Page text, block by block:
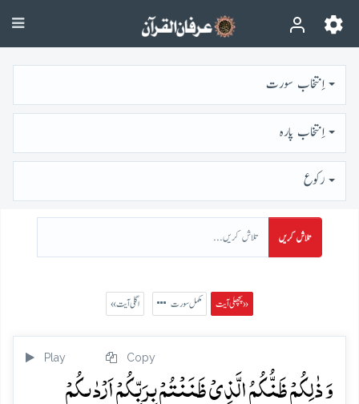
اِنتخاب سورت
اِنتخاب پارہ
رُكوع
تلاش کریں
پچھلی آیت » مکمل سورت « اگلی آیت
Play Copy
وَ ذٰلِکُمۡ ظَنُّکُمُ الَّذِیۡ ظَنَنۡتُمۡ بِرَبِّکُمۡ اَرۡدٰىکُمۡ